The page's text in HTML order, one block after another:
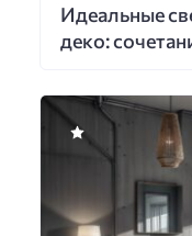
Идеальные
деко: